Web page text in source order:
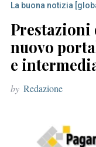
r
c
h
f
o
r
La buona notizia
Prestazioni
nuovo
e
by Redazione